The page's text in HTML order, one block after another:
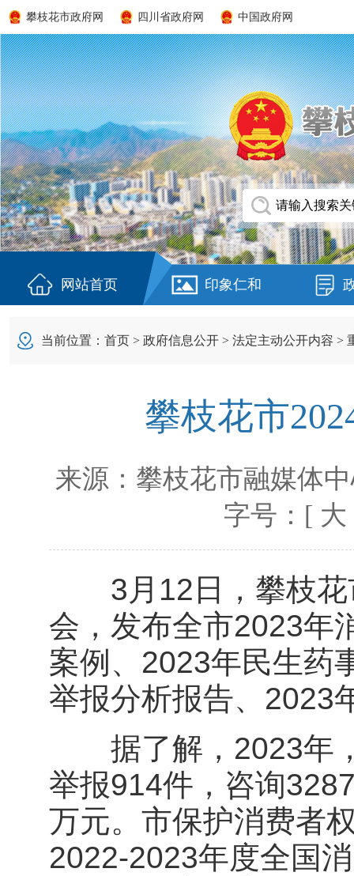
攀枝花市政府网 四川省政府网 中国政府网
网站首页 印象仁和
当前位置： 首页 > 政府信息公开 > 法定主动公开内容 >
攀枝花市
来源： 攀枝花市融媒体
字号：[ 大
3月12日，攀枝花
会，发布全市2023年
案例、2023年民生药
举报分析报告、2023
据了解，2023年，
举报914件，咨询
万元。市保护消费者
2022-2023年度全国